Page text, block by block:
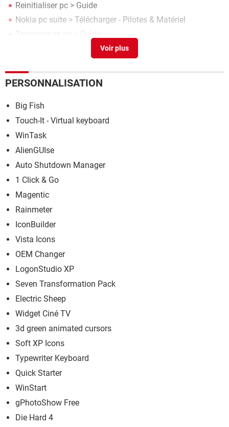
Reinitialiser pc > Guide
Nokia pc suite > Télécharger - Pilotes & Matériel
Temperature pc
> Guide
PERSONNALISATION
Big Fish
Touch-It - Virtual keyboard
WinTask
AlienGUIse
Auto Shutdown Manager
1 Click & Go
Magentic
Rainmeter
IconBuilder
Vista Icons
OEM Changer
LogonStudio XP
Seven Transformation Pack
Electric Sheep
Widget Ciné TV
3d green animated cursors
Soft XP Icons
Typewriter Keyboard
Quick Starter
WinStart
gPhotoShow Free
Die Hard 4